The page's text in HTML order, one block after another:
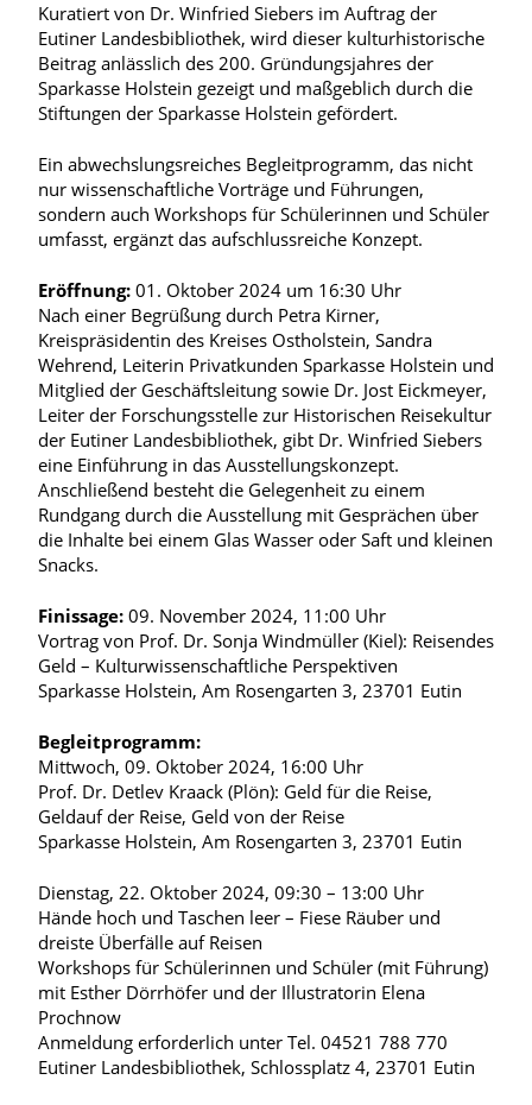
Kuratiert von Dr. Winfried Siebers im Auftrag der
Eutiner Landesbibliothek, wird dieser kulturhistorische
Beitrag anlässlich des 200. Gründungsjahres der
Sparkasse Holstein gezeigt und maßgeblich durch die
Stiftungen der Sparkasse Holstein gefördert.
Ein abwechslungsreiches Begleitprogramm, das nicht
nur wissenschaftliche Vorträge und Führungen,
sondern auch Workshops für Schülerinnen und Schüler
umfasst, ergänzt das aufschlussreiche Konzept.
Eröffnung: 01. Oktober 2024 um 16:30 Uhr
Nach einer Begrüßung durch Petra Kirner,
Kreispräsidentin des Kreises Ostholstein, Sandra
Wehrend, Leiterin Privatkunden Sparkasse Holstein und
Mitglied der Geschäftsleitung sowie Dr. Jost Eickmeyer,
Leiter der Forschungsstelle zur Historischen Reisekultur
der Eutiner Landesbibliothek, gibt Dr. Winfried Siebers
eine Einführung in das Ausstellungskonzept.
Anschließend besteht die Gelegenheit zu einem
Rundgang durch die Ausstellung mit Gesprächen über
die Inhalte bei einem Glas Wasser oder Saft und kleinen
Snacks.
Finissage: 09. November 2024, 11:00 Uhr
Vortrag von Prof. Dr. Sonja Windmüller (Kiel): Reisendes
Geld – Kulturwissenschaftliche Perspektiven
Sparkasse Holstein, Am Rosengarten 3, 23701 Eutin
Begleitprogramm:
Mittwoch, 09. Oktober 2024, 16:00 Uhr
Prof. Dr. Detlev Kraack (Plön): Geld für die Reise,
Geldauf der Reise, Geld von der Reise
Sparkasse Holstein, Am Rosengarten 3, 23701 Eutin
Dienstag, 22. Oktober 2024, 09:30 – 13:00 Uhr
Hände hoch und Taschen leer – Fiese Räuber und
dreiste Überfälle auf Reisen
Workshops für Schülerinnen und Schüler (mit Führung)
mit Esther Dörrhöfer und der Illustratorin Elena
Prochnow
Anmeldung erforderlich unter Tel. 04521 788 770
Eutiner Landesbibliothek, Schlossplatz 4, 23701 Eutin